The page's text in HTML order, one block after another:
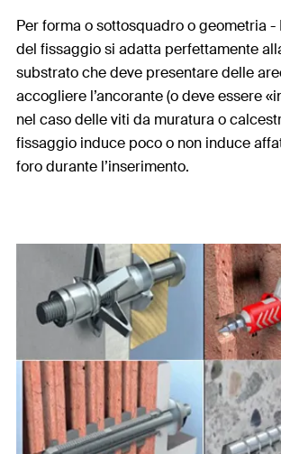
Per forma o sottosquadro o geometria -
del fissaggio si adatta perfettamente
substrato che deve presentare delle
accogliere l’ancorante (o deve essere
nel caso delle viti da muratura o
fissaggio induce poco o non induce
foro durante l’inserimento.